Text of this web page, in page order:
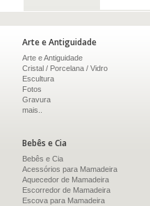
Arte e Antiguidade
Arte e Antiguidade
Cristal / Porcelana / Vidro
Escultura
Fotos
Gravura
mais..
Bebês e Cia
Bebês e Cia
Acessórios para Mamadeira
Aquecedor de Mamadeira
Escorredor de Mamadeira
Escova para Mamadeira